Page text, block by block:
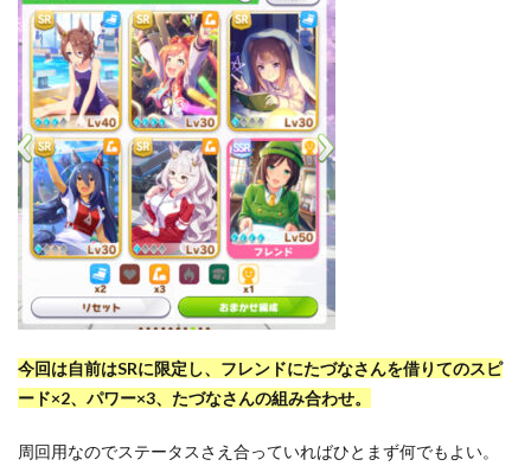
今回は自前はSRに限定し、フレンドにたづなさんを借りてのスピ
ード×2、パワー×3、たづなさんの組み合わせ。
周回用なのでステータスさえ合っていればひとまず何でもよい。